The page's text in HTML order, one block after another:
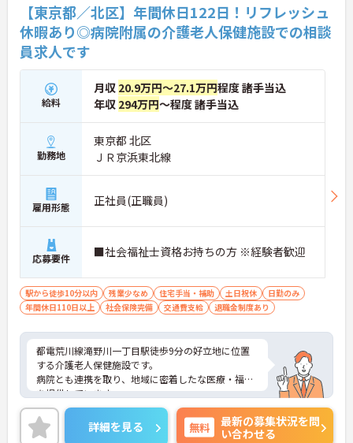
【東京都／北区】年間休日122日！リフレッシュ
休暇あり◎病院附属の介護老人保健施設での相談
員求人です
給料
月収 20.9万円～27.1万円程度 諸手当込
年収 294万円～程度 諸手当込
勤務地
東京都 北区
ＪＲ京浜東北線
雇用形態 正社員(正職員)
応募要件 ■社会福祉士資格お持ちの方 ※経験者歓迎
駅から徒歩10分以内 残業少なめ 住宅手当・補助 土日祝休
日勤のみ
年間休日110日以上
社会保険完備 交通費支給 退職金制度あり
都電荒川線滝野川一丁目駅徒歩9分の好立地に位置
する介護老人保健施設です。
病院とも連携を取り、地域に密着したな医療・福祉
を提供しています。
ご興味のある方には、面接対策ポイントなど、さら
に詳細をお話しいたしますので、お気軽にご相談く
ださい。
詳細を見る 無料
最新の募集状況を問
い合わせる